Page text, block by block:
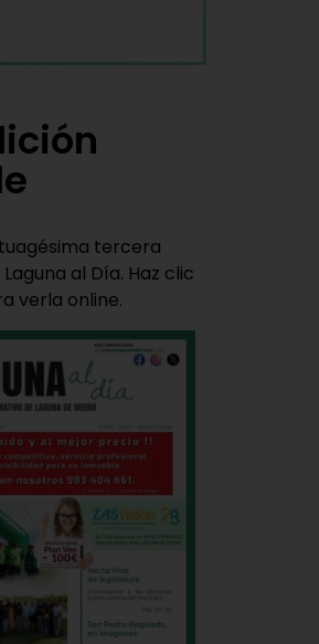
tercera
al Día. Haz clic
verla online.